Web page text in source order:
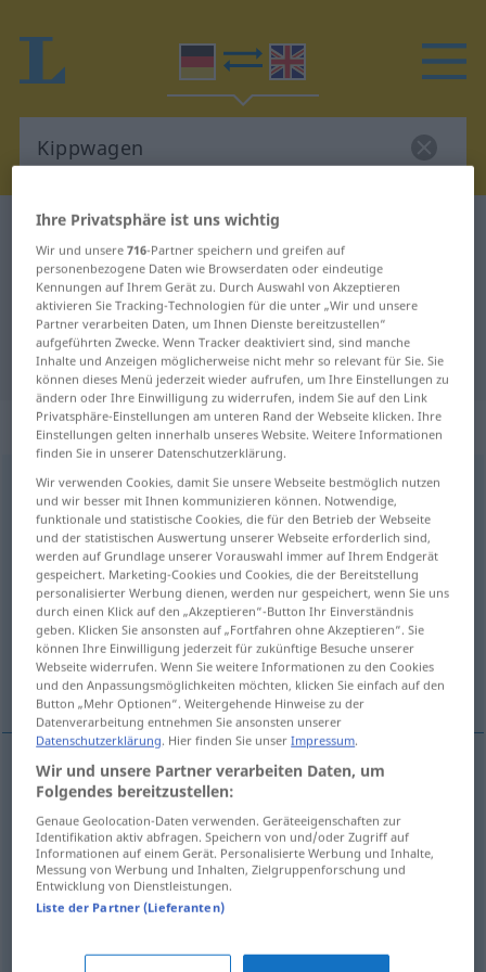
Deutsch-Englisch Wörterbuch
Deutsch-Englisch Übersetzung für
"Kippwagen"
"Kippwagen" Englisch Übersetzung
„Kippwagen“: Maskulinum
Kippwagenm
Übersicht aller Übersetzungen
(Für mehr Details die Übersetzung anklicken/antippen)
dump truck, tipper lorry, dumper truck
dumper, dump truck, tipper lorry, dumper
truck
dumptruck US Kippwagen
tipperlorry BR Kippwagen AUTO
dumpertruck Kippwagen
Ihre Privatsphäre ist uns wichtig
Wir und unsere716-Partner speichern und greifen auf
personenbezogene Daten wie Browserdaten oder eindeutige
Kennungen auf Ihrem Gerät zu. Durch Auswahl von Akzeptieren
aktivieren Sie Tracking-Technologien für die unter „Wir und unsere
Partner verarbeiten Daten, um Ihnen Dienste bereitzustellen“
aufgeführten Zwecke. Wenn Tracker deaktiviert sind, sind manche
Inhalte und Anzeigen möglicherweise nicht mehr so relevant für Sie. Sie
können dieses Menü jederzeit wieder aufrufen, um Ihre Einstellungen zu
ändern oder Ihre Einwilligung zu widerrufen, indem Sie auf den Link
Privatsphäre-Einstellungen am unteren Rand der Webseite klicken. Ihre
Einstellungen gelten innerhalb unseres Website. Weitere Informationen
finden Sie in unserer Datenschutzerklärung.
Wir verwenden Cookies, damit Sie unsere Webseite bestmöglich nutzen
und wir besser mit Ihnen kommunizieren können. Notwendige,
funktionale und statistische Cookies, die für den Betrieb der Webseite
und der statistischen Auswertung unserer Webseite erforderlich sind,
werden auf Grundlage unserer Vorauswahl immer auf Ihrem Endgerät
gespeichert. Marketing-Cookies und Cookies, die der Bereitstellung
personalisierter Werbung dienen, werden nur gespeichert, wenn Sie uns
durch einen Klick auf den „Akzeptieren“-Button Ihr Einverständnis
geben. Klicken Sie ansonsten auf „Fortfahren ohne Akzeptieren“. Sie
können Ihre Einwilligung jederzeit für zukünftige Besuche unserer
Webseite widerrufen. Wenn Sie weitere Informationen zu den Cookies
und den Anpassungsmöglichkeiten möchten, klicken Sie einfach auf den
Button „Mehr Optionen“. Weitergehende Hinweise zu der
Datenverarbeitung entnehmen Sie ansonsten unserer
Datenschutzerklärung. Hier finden Sie unserImpressum.
Wir und unsere Partner verarbeiten Daten, um
Folgendes bereitzustellen:
Genaue Geolocation-Daten verwenden. Geräteeigenschaften zur
Identifikation aktiv abfragen. Speichern von und/oder Zugriff auf
Informationen auf einem Gerät. Personalisierte Werbung und Inhalte,
Messung von Werbung und Inhalten, Zielgruppenforschung und
Entwicklung von Dienstleistungen.
Liste der Partner (Lieferanten)